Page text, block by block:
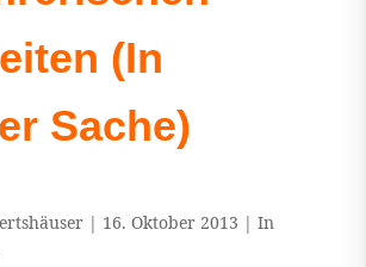
(In
Sache)
| 16. Oktober 2013 | In